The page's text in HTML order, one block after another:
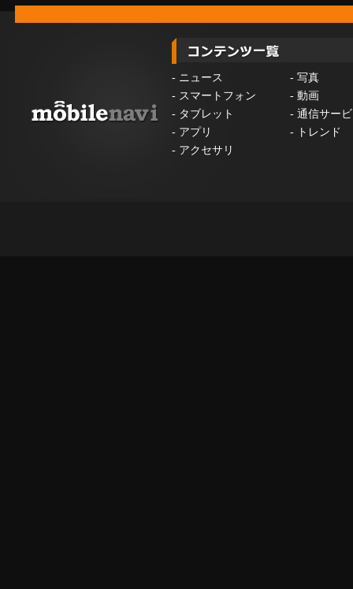
- ニュース - 写真
- スマートフォン - 動画
- タブレット - 通信サー
- アプリ -
トレンド
- アクセサリ